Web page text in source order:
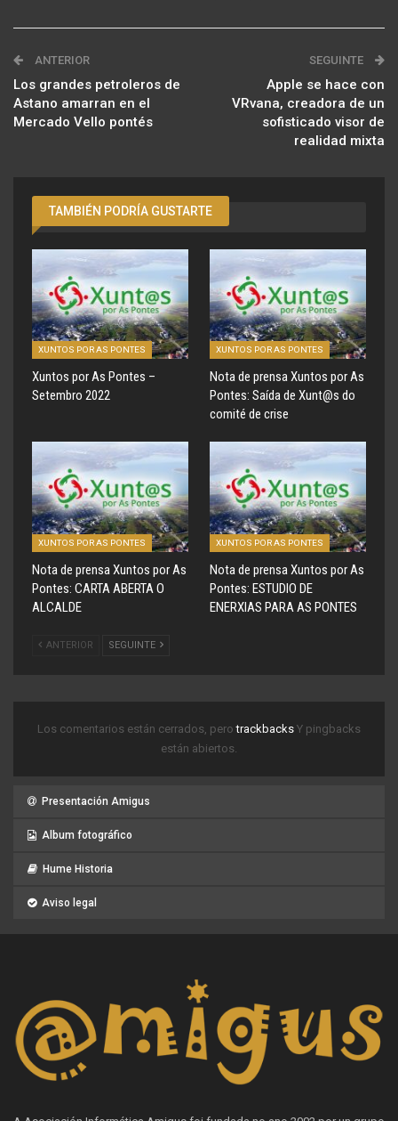
ANTERIOR
Los grandes petroleros de
Astano amarran en el
Mercado Vello pontés
SEGUINTE
Apple se hace con
VRvana, creadora de un
sofisticado visor de
realidad mixta
TAMBIÉN PODRÍA GUSTARTE
XUNTOS POR AS PONTES
Xuntos por As Pontes –
Setembro 2022
XUNTOS POR AS PONTES
Nota de prensa Xuntos por As
Pontes: Saída de Xunt@s do
comité de crise
XUNTOS POR AS PONTES
Nota de prensa Xuntos por As
Pontes: CARTA ABERTA O
ALCALDE
XUNTOS POR AS PONTES
Nota de prensa Xuntos por As
Pontes: ESTUDIO DE
ENERXIAS PARA AS PONTES
ANTERIOR SEGUINTE
Los comentarios están cerrados, perotrackbacks Y pingbacks
están abiertos.
Presentación Amigus
Album fotográfico
Hume Historia
Aviso legal